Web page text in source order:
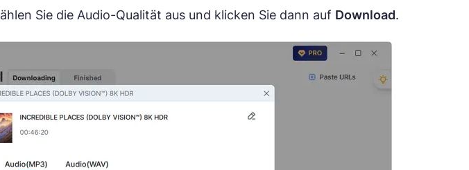
Sie die Audio-Qualität aus und klicken Sie dann auf Download.